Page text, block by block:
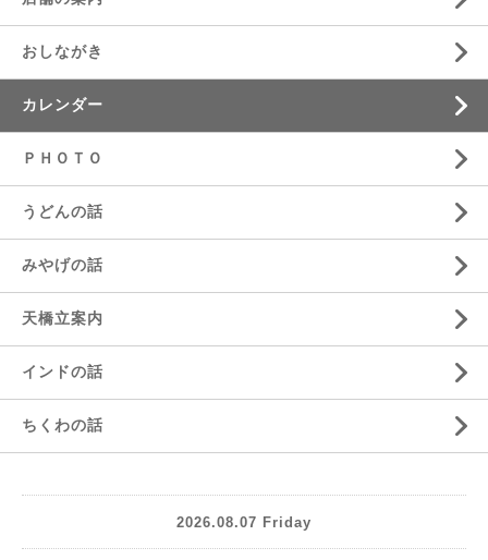
おしながき
カレンダー
ＰＨＯＴＯ
うどんの話
みやげの話
天橋立案内
インドの話
ちくわの話
2026.08.07 Friday